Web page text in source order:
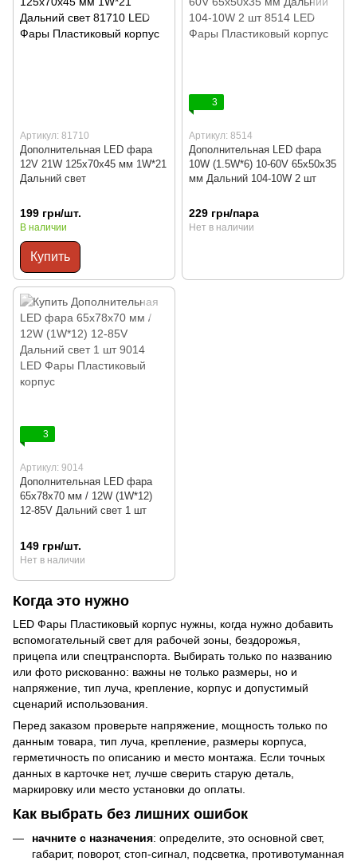
Артикул: 81710
Дополнительная LED фара
12V 21W 125x70x45 мм 1W*21
Дальний свет
199 грн/шт.
В наличии
Купить
3
Артикул: 8514
Дополнительная LED фара
10W (1.5W*6) 10-60V 65x50x35
мм Дальний 104-10W 2 шт
229 грн/пара
Нет в наличии
3
Артикул: 9014
Дополнительная LED фара
65x78x70 мм / 12W (1W*12)
12-85V Дальний свет 1 шт
149 грн/шт.
Нет в наличии
Когда это нужно
LED Фары Пластиковый корпус нужны, когда нужно добавить
вспомогательный свет для рабочей зоны, бездорожья,
прицепа или спецтранспорта. Выбирать только по названию
или фото рискованно: важны не только размеры, но и
напряжение, тип луча, крепление, корпус и допустимый
сценарий использования.
Перед заказом проверьте напряжение, мощность только по
данным товара, тип луча, крепление, размеры корпуса,
герметичность по описанию и место монтажа. Если точных
данных в карточке нет, лучше сверить старую деталь,
маркировку или место установки до оплаты.
Как выбрать без лишних ошибок
начните с назначения: определите, это основной свет,
габарит, поворот, стоп-сигнал, подсветка, противотуманная